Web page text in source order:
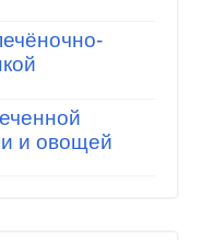
и овощей